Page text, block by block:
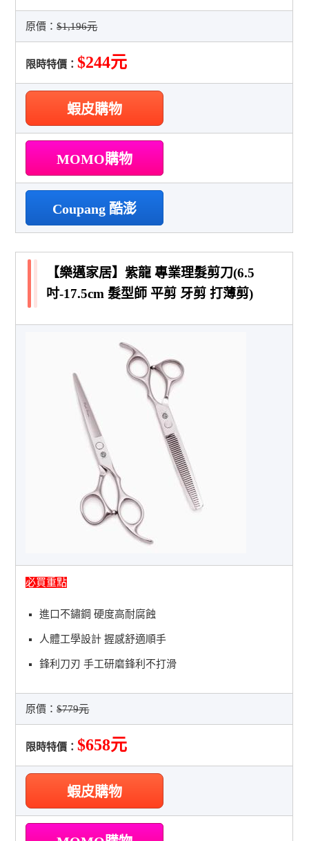
原價：$1,196元
限時特價：$244元
蝦皮購物
MOMO購物
Coupang 酷澎
【樂邁家居】紫龍 專業理髮剪刀(6.5
吋-17.5cm 髮型師 平剪 牙剪 打薄剪)
必買重點
進口不鏽鋼 硬度高耐腐蝕
人體工學設計 握感舒適順手
鋒利刀刃 手工研磨鋒利不打滑
原價：$779元
限時特價：$658元
蝦皮購物